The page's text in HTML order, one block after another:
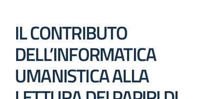
IL CONTRIBUTO
DELL’INFORMATICA
UMANISTICA ALLA